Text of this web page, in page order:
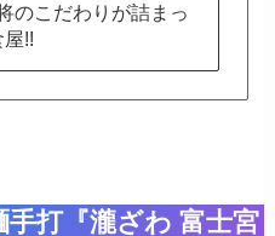
のこだわりが詰まっ
!!
手打『瀧ざわ 富士宮